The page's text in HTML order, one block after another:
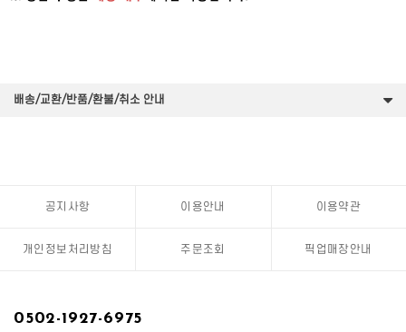
배송/교환/반품/환불/취소 안내
공지사항 이용안내 이용약관
개인정보처리방침 주문조회 픽업매장안내
0502-1927-6975